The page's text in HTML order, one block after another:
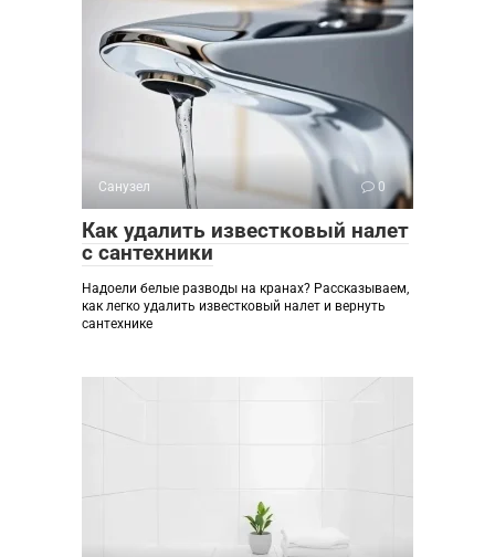
Санузел 0
Как удалить известковый налет
с сантехники
Надоели белые разводы на кранах? Рассказываем,
как легко удалить известковый налет и вернуть
сантехнике